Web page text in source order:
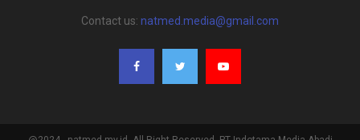
Contact us: natmed.media@gmail.com